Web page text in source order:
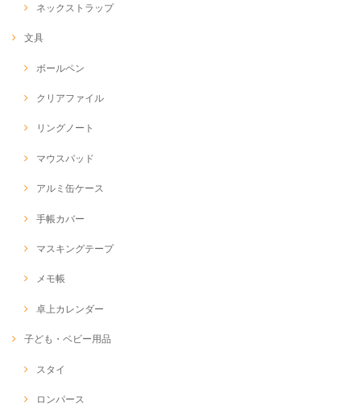
ネックストラップ
文具
ボールペン
クリアファイル
リングノート
マウスパッド
アルミ缶ケース
手帳カバー
マスキングテープ
メモ帳
卓上カレンダー
子ども・ベビー用品
スタイ
ロンパース